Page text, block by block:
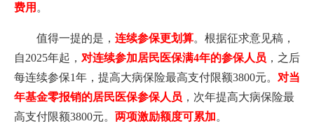
费用 。
值得一提的是， 连续参保更划算。根据征求意见稿，
自2025年起， 对连续参加居民医保满4年的参保人员 ，之后
每连续参保1年，提高大病保险最高支付限额3800元。 对当
年基金零报销的居民医保参保人员 ，次年提高大病保险最
高支付限额3800元。 两项激励额度可累加。